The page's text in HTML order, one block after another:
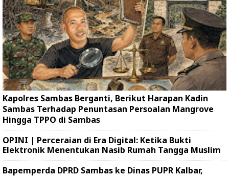
Kapolres Sambas Berganti, Berikut Harapan Kadin
Sambas Terhadap Penuntasan Persoalan Mangrove
Hingga TPPO di Sambas
OPINI | Perceraian di Era Digital: Ketika Bukti
Elektronik Menentukan Nasib Rumah Tangga Muslim
Bapemperda DPRD Sambas ke Dinas PUPR Kalbar,